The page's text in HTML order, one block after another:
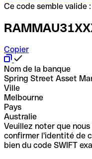
Ce code semble valide :
Copier
Nom de la banque
Spring Street Asset
Ville
Melbourne
Pays
Australie
Veuillez noter que nous
confirmer l'identité de
bien du code SWIFT